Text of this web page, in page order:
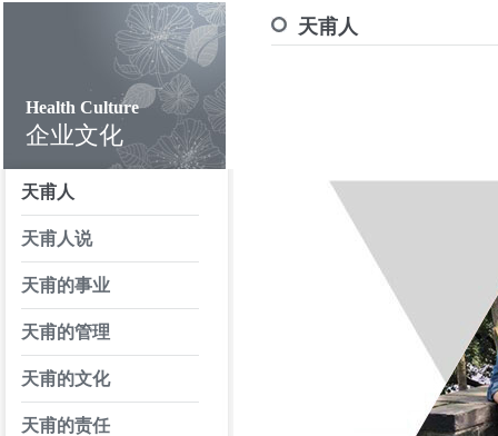
Health Culture
企业文化
天甫人
天甫人说
天甫的事业
天甫的管理
天甫的文化
天甫的责任
天甫人